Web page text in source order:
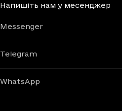
Напишіть нам у месенджер
Messenger
Telegram
WhatsApp